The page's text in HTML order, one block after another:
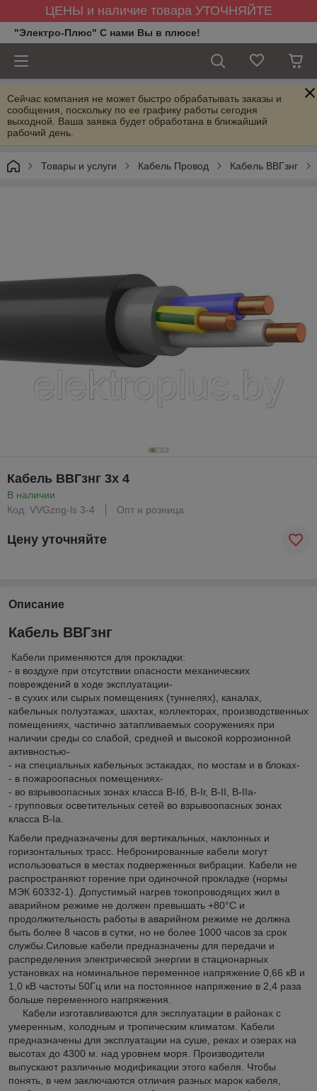
ЦЕНЫ и наличие товара УТОЧНЯЙТЕ
"Электро-Плюс" С нами Вы в плюсе!
Сейчас компания не может быстро обрабатывать заказы и
сообщения, поскольку по ее графику работы сегодня
выходной. Ваша заявка будет обработана в ближайший
рабочий день.
Товары и услуги Кабель Провод Кабель ВВГзнг
Кабель ВВГзнг 3х 4
В наличии
Код: VVGzng-ls 3-4
Опт и розница
Цену уточняйте
Описание
Кабель ВВГзнг
Кабели применяются для прокладки:
- в воздухе при отсутствии опасности механических
повреждений в ходе эксплуатации-
- в сухих или сырых помещениях (туннелях), каналах,
кабельных полуэтажах, шахтах, коллекторах, производственных
помещениях, частично затапливаемых сооружениях при
наличии среды со слабой, средней и высокой коррозионной
активностью-
- на специальных кабельных эстакадах, по мостам и в блоках-
- в пожароопасных помещениях-
- во взрывоопасных зонах класса B-Iб, B-Iг, В-II, В-IIа-
- групповых осветительных сетей во взрывоопасных зонах
класса В-Iа.
Кабели предназначены для вертикальных, наклонных и
горизонтальных трасс. Небронированные кабели могут
использоваться в местах подверженных вибрации. Кабели не
распространяют горение при одиночной прокладке (нормы
МЭК 60332-1). Допустимый нагрев токопроводящих жил в
аварийном режиме не должен превышать +80°С и
продолжительность работы в аварийном режиме не должна
быть более 8 часов в сутки, но не более 1000 часов за срок
службы.Силовые кабели предназначены для передачи и
распределения электрической энергии в стационарных
установках на номинальное переменное напряжение 0,66 кВ и
1,0 кВ частоты 50Гц или на постоянное напряжение в 2,4 раза
больше переменного напряжения.
Кабели изготавливаются для эксплуатации в районах с
умеренным, холодным и тропическим климатом. Кабели
предназначены для эксплуатации на суше, реках и озерах на
высотах до 4300 м. над уровнем моря. Производители
выпускают различные модификации этого кабеля. Чтобы
понять, в чем заключаются отличия разных марок кабеля,